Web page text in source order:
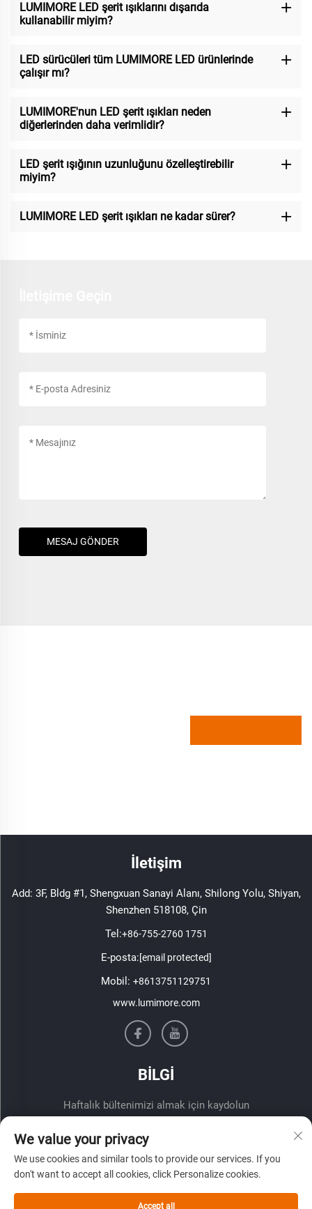
LUMIMORE LED şerit ışıklarını dışarıda
kullanabilir miyim?
LED sürücüleri tüm LUMIMORE LED ürünlerinde
çalışır mı?
LUMIMORE'nun LED şerit ışıkları neden
diğerlerinden daha verimlidir?
LED şerit ışığının uzunluğunu özelleştirebilir
miyim?
LUMIMORE LED şerit ışıkları ne kadar sürer?
MESAJ GÖNDER
İletişim
Add: 3F, Bldg #1, Shengxuan Sanayi Alanı, Shilong Yolu, Shiyan,
Shenzhen 518108, Çin
Tel:+86-755-2760 1751
E-posta:[email protected]
Mobil: +8613751129751
www.lumimore.com
BİLGİ
Haftalık bültenimizi almak için kaydolun
We value your privacy
We use cookies and similar tools to provide our services. If you
don't want to accept all cookies, click Personalize cookies.
Accept all